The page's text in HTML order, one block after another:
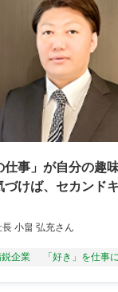
仕事」が自分の趣
づけば、セカンド
小畠 弘充さん
企業 「好き」を仕事